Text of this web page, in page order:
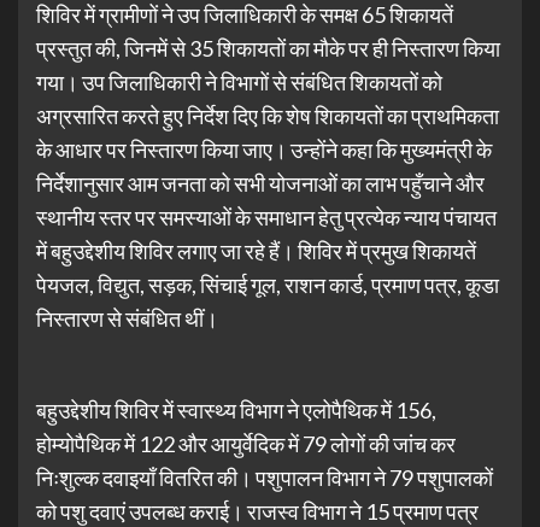
शिविर में ग्रामीणों ने उप जिलाधिकारी के समक्ष 65 शिकायतें
प्रस्तुत की, जिनमें से 35 शिकायतों का मौके पर ही निस्तारण किया
गया। उप जिलाधिकारी ने विभागों से संबंधित शिकायतों को
अग्रसारित करते हुए निर्देश दिए कि शेष शिकायतों का प्राथमिकता
के आधार पर निस्तारण किया जाए। उन्होंने कहा कि मुख्यमंत्री के
निर्देशानुसार आम जनता को सभी योजनाओं का लाभ पहुँचाने और
स्थानीय स्तर पर समस्याओं के समाधान हेतु प्रत्येक न्याय पंचायत
में बहुउद्देशीय शिविर लगाए जा रहे हैं। शिविर में प्रमुख शिकायतें
पेयजल, विद्युत, सड़क, सिंचाई गूल, राशन कार्ड, प्रमाण पत्र, कूडा
निस्तारण से संबंधित थीं।
बहुउद्देशीय शिविर में स्वास्थ्य विभाग ने एलोपैथिक में 156,
होम्योपैथिक में 122 और आयुर्वेदिक में 79 लोगों की जांच कर
निःशुल्क दवाइयाँ वितरित की। पशुपालन विभाग ने 79 पशुपालकों
को पशु दवाएं उपलब्ध कराई। राजस्व विभाग ने 15 प्रमाण पत्र